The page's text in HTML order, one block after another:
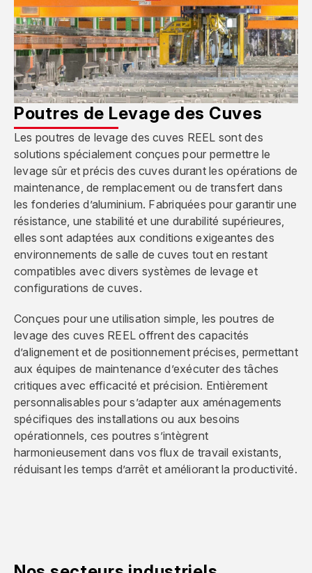
Poutres de Levage des Cuves
Les poutres de levage des cuves REEL sont des
solutions spécialement conçues pour permettre le
levage sûr et précis des cuves durant les opérations de
maintenance, de remplacement ou de transfert dans
les fonderies d’aluminium. Fabriquées pour garantir une
résistance, une stabilité et une durabilité supérieures,
elles sont adaptées aux conditions exigeantes des
environnements de salle de cuves tout en restant
compatibles avec divers systèmes de levage et
configurations de cuves.
Conçues pour une utilisation simple, les poutres de
levage des cuves REEL offrent des capacités
d’alignement et de positionnement précises, permettant
aux équipes de maintenance d’exécuter des tâches
critiques avec efficacité et précision. Entièrement
personnalisables pour s’adapter aux aménagements
spécifiques des installations ou aux besoins
opérationnels, ces poutres s’intègrent
harmonieusement dans vos flux de travail existants,
réduisant les temps d’arrêt et améliorant la productivité.